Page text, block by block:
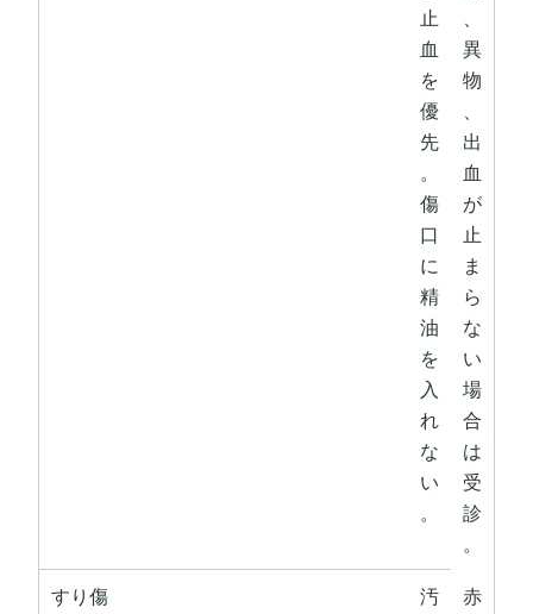
止
血
を
優
先
。
傷
口
に
精
油
を
入
れ
な
い
。
、
異
物
、
出
血
が
止
ま
ら
な
い
場
合
は
受
診
。
すり傷
汚
赤